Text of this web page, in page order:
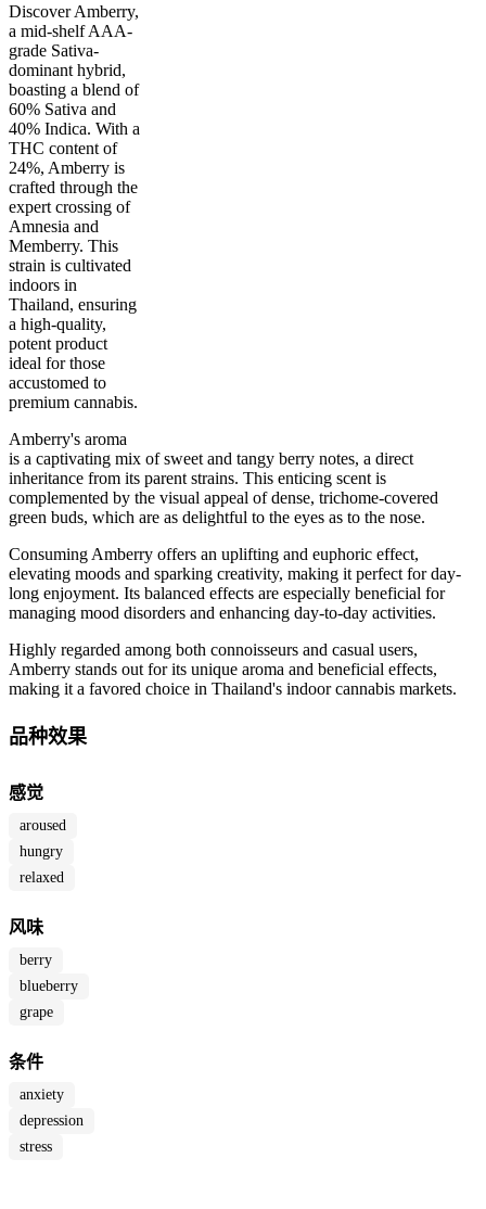
Discover Amberry,
a mid-shelf AAA-
grade Sativa-
dominant hybrid,
boasting a blend of
60% Sativa and
40% Indica. With a
THC content of
24%, Amberry is
crafted through the
expert crossing of
Amnesia and
Memberry. This
strain is cultivated
indoors in
Thailand, ensuring
a high-quality,
potent product
ideal for those
accustomed to
premium cannabis.
Amberry's aroma
is a captivating mix of sweet and tangy berry notes, a direct
inheritance from its parent strains. This enticing scent is
complemented by the visual appeal of dense, trichome-covered
green buds, which are as delightful to the eyes as to the nose.
Consuming Amberry offers an uplifting and euphoric effect,
elevating moods and sparking creativity, making it perfect for day-
long enjoyment. Its balanced effects are especially beneficial for
managing mood disorders and enhancing day-to-day activities.
Highly regarded among both connoisseurs and casual users,
Amberry stands out for its unique aroma and beneficial effects,
making it a favored choice in Thailand's indoor cannabis markets.
品种效果
感觉
aroused
hungry
relaxed
风味
berry
blueberry
grape
条件
anxiety
depression
stress